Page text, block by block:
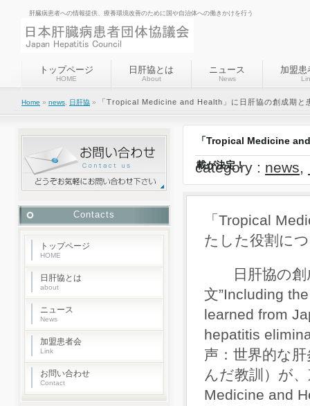
肝臓病患者への情報提供、療養環境改善のために国や自治体への働きかけを行う
トップページ
HOME
日肝協とは
About
ニュース
News
加盟患
Home » news 日肝協 » 「Tropical Medicine and Health」に日肝協の創成期と
「Tropical Medicine
載が決定！
category : news,
「Tropical
たした役割に
日肝協の創
文”Including
learned from
hepatitis
声：世界的な
んだ教訓）が
Medicine and
Contacts
トップページ
HOME
日肝協とは
about
ニュース
News
加盟患者会
Link
お問い合わせ
Contact